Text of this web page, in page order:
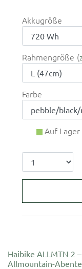
Akkugröße
Rahmengröße
Farbe
Auf
Haibike ALLMTN 2
Allmountain-